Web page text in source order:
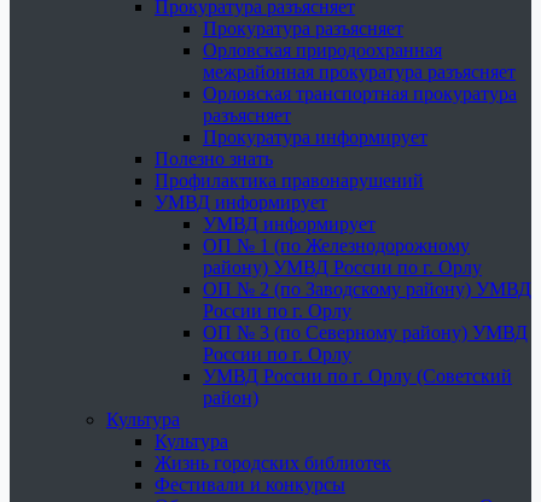
Прокуратура разъясняет
Прокуратура разъясняет
Орловская природоохранная
межрайонная прокуратура разъясняет
Орловская транспортная прокуратура
разъясняет
Прокуратура информирует
Полезно знать
Профилактика правонарушений
УМВД информирует
УМВД информирует
ОП № 1 (по Железнодорожному
району) УМВД России по г. Орлу
ОП № 2 (по Заводскому району) УМВД
России по г. Орлу
ОП № 3 (по Северному району) УМВД
России по г. Орлу
УМВД России по г. Орлу (Советский
район)
Культура
Культура
Жизнь городских библиотек
Фестивали и конкурсы